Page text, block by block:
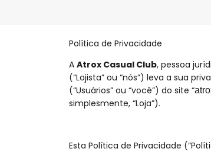
Política de Privacidade
A Atrox Casual Club, pessoa
(“Lojista” ou “nós”) leva a sua
(“Usuários” ou “você”) do site “
simplesmente, “Loja”).
Esta Política de Privacidade